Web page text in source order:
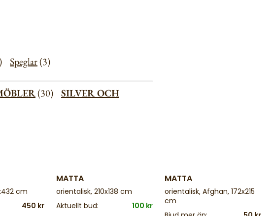
Speglar(3)
(30) SILVER OCH
cm
450 kr
MATTA
orientalisk, 210x138 cm
Aktuellt bud:
100 kr
MATTA
orientalisk, Afghan, 172x215
cm